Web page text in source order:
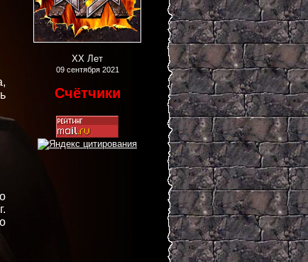
XX Лет
09 сентября 2021
Счётчики